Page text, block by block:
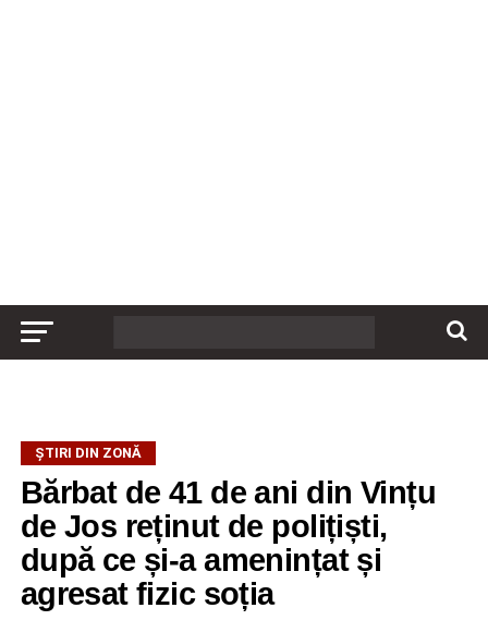
ȘTIRI DIN ZONĂ
Bărbat de 41 de ani din Vințu
de Jos reținut de polițiști,
după ce și-a amenințat și
agresat fizic soția